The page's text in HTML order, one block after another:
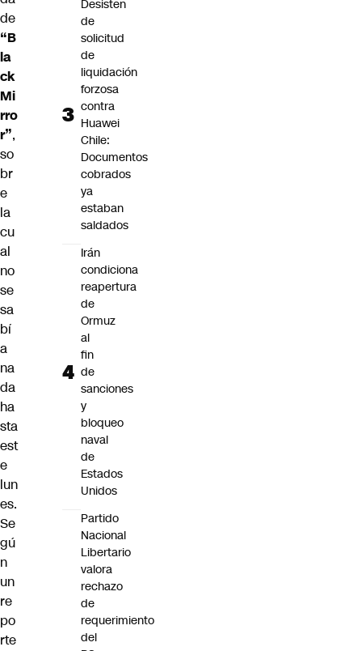
de
“B
la
ck
Mi
rro
r”,
so
br
e
la
cu
al
no
se
sa
bí
a
na
da
ha
sta
est
e
lun
es.
Se
gú
n
un
re
po
rte
Desisten
de
solicitud
de
liquidación
forzosa
contra
Huawei
Chile:
Documentos
cobrados
ya
estaban
saldados
Irán
condiciona
reapertura
de
Ormuz
al
fin
de
sanciones
y
bloqueo
naval
de
Estados
Unidos
Partido
Nacional
Libertario
valora
rechazo
de
requerimiento
del